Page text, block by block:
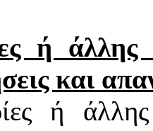
ή άλλης
και
ή άλλης